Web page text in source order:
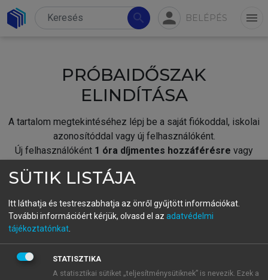
search person BELÉPÉS menu
PRÓBAIDŐSZAK
ELINDÍTÁSA
A tartalom megtekintéséhez lépj be a saját fiókoddal, iskolai
azonosítóddal vagy új felhasználóként.
Új felhasználóként 1 óra díjmentes hozzáférésre vagy
fiókoddal,vagy hozz létre új fiókot.
A regisztráció után apróbaidőszakautomatikusan
BELÉPÉS SAJÁT FIÓKKAL
SÜTIK LISTÁJA
Itt láthatja és testreszabhatja az önről gyűjtött információkat.
További információért kérjük, olvasd el az adatvédelmi
tájékoztatónkat
STATISZTIKA
A statisztikai sütiket „teljesítménysütiknek” is nevezik. Ezek a